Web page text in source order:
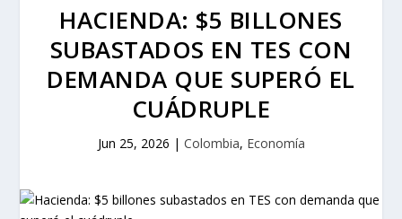
HACIENDA: $5 BILLONES
SUBASTADOS EN TES CON
DEMANDA QUE SUPERÓ EL
CUÁDRUPLE
Jun 25, 2026 | Colombia, Economía